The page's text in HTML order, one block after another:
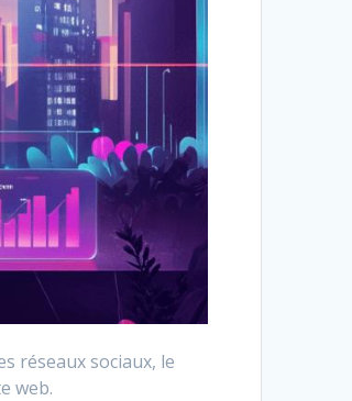
réseaux sociaux, le
web.